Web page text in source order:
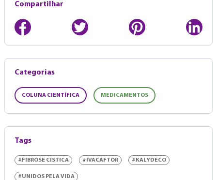
Compartilhar
Categorias
COLUNA CIENTÍFICA MEDICAMENTOS
Tags
#FIBROSE CÍSTICA #IVACAFTOR #KALYDECO
#UNIDOS PELA VIDA